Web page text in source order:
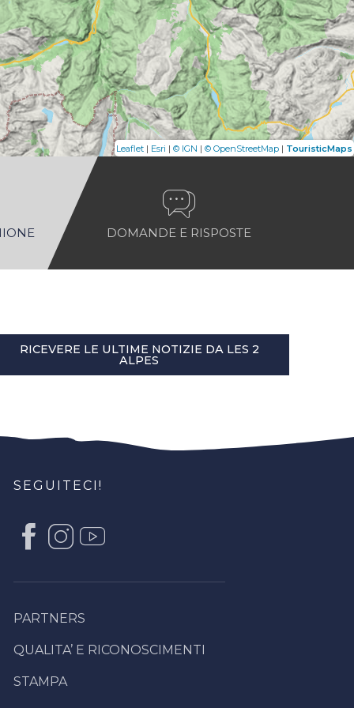
Leaflet | Esri | © IGN | © OpenStreetMap | TouristicMaps
DOMANDE E RISPOSTE
RICEVERE LE ULTIME NOTIZIE DA LES 2
ALPES
SEGUITECI!
PARTNERS
QUALITA’ E RICONOSCIMENTI
STAMPA